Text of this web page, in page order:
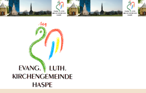
Zum Inhalt springen